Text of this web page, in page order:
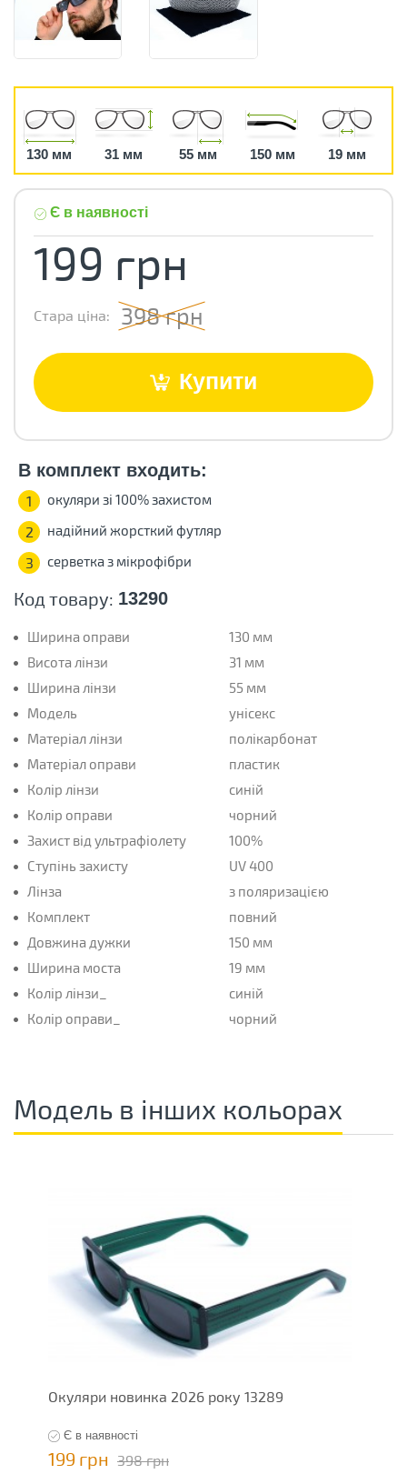
130 мм 31 мм 55 мм 150 мм 19 мм
Код товару: 13290
Ширина оправи
130 мм
Висота лінзи
31 мм
Ширина лінзи
55 мм
Модель
унісекс
Матеріал лінзи
полікарбонат
Матеріал оправи
пластик
Колір лінзи
синій
Колір оправи
чорний
Захист від ультрафіолету
100%
Ступінь захисту
UV 400
Лінза
з поляризацією
Комплект
повний
Довжина дужки
150 мм
Ширина моста
19 мм
Колір лінзи_
синій
Колір оправи_
чорний
Є в наявності
199 грн
Стара ціна: 398 грн
Купити
В комплект входить:
1 окуляри зі 100% захистом
2 надійний жорсткий футляр
3 серветка з мікрофібри
Модель в інших кольорах
Окуляри новинка 2026 року 13289
Є в наявності
199 грн 398 грн